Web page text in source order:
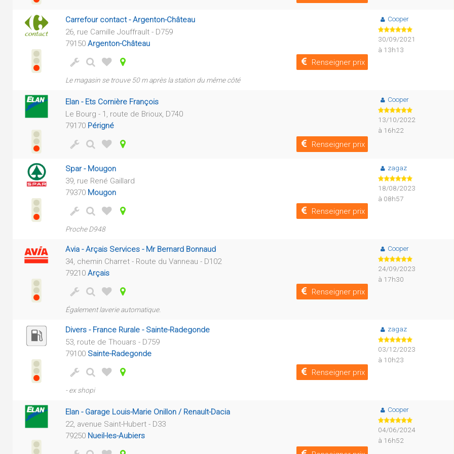
Carrefour contact - Argenton-Château
26, rue Camille Jouffrault - D759
79150 Argenton-Château
Renseigner prix
Le magasin se trouve 50 m après la station du même côté
Cooper
30/09/2021
à 13h13
Elan - Ets Cornière François
Le Bourg - 1, route de Brioux, D740
79170 Périgné
Renseigner prix
Cooper
13/10/2022
à 16h22
Spar - Mougon
39, rue René Gaillard
79370 Mougon
Renseigner prix
Proche D948
zagaz
18/08/2023
à 08h57
Avia - Arçais Services - Mr Bernard Bonnaud
34, chemin Charret - Route du Vanneau - D102
79210 Arçais
Renseigner prix
Également laverie automatique.
Cooper
24/09/2023
à 17h30
Divers - France Rurale - Sainte-Radegonde
53, route de Thouars - D759
79100 Sainte-Radegonde
Renseigner prix
- ex shopi
zagaz
03/12/2023
à 10h23
Elan - Garage Louis-Marie Onillon / Renault-Dacia
22, avenue Saint-Hubert - D33
79250 Nueil-les-Aubiers
Cooper
04/06/2024
à 16h52